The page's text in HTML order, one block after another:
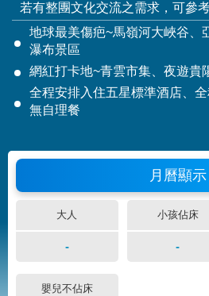
若有整團文化交流之需求，可參
地球最美傷疤~馬嶺河大峽谷、
瀑布景區
網紅打卡地~青雲市集、夜遊貴
全程安排入住五星標準酒店、全
無自理餐
月曆顯示
大人 小孩佔床
- -
嬰兒不佔床